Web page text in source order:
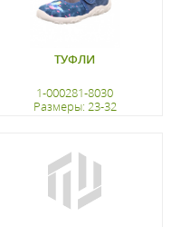
ТУФЛИ
1-000281-8030
Размеры: 23-32